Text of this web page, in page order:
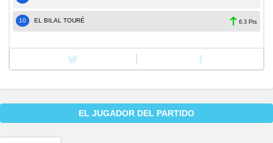
10 EL BILAL TOURÉ 6.3 Pts
EL JUGADOR DEL PARTIDO